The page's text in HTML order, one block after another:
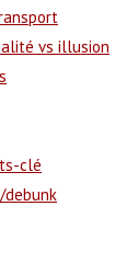
vs illusion
clé
debunk